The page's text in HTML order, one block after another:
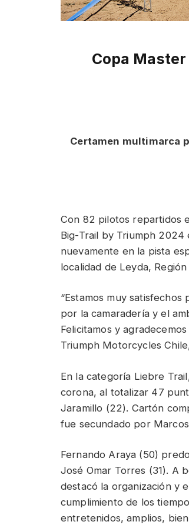
Copa
Certamen multimarca
Con 82 pilotos repartidos
Big-Trail by Triumph 2024
nuevamente en la pista
localidad de Leyda,
“Estamos muy
por la camaradería y el
Felicitamos y
Triumph Motorcycles
En la categoría Liebre
corona, al totalizar 47
Jaramillo (22). Cartón
fue secundado por
Fernando Araya (50)
José Omar Torres (31). A
destacó la organización y
cumplimiento de los
entretenidos, amplios,